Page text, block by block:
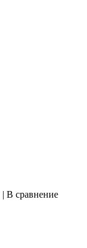
| В сравнение